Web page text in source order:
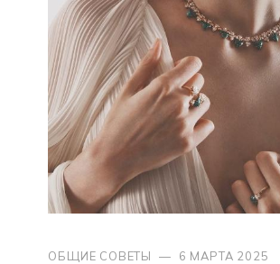
ОБЩИЕ СОВЕТЫ — 6 МАРТА 2025